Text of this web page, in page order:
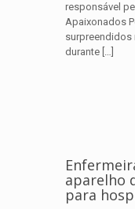
responsável
Apaixonados
surpreendidos
durante […]
aparelho
para